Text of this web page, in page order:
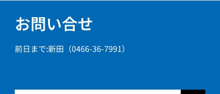
お問い合せ
前日まで:新田（0466-36-7991）